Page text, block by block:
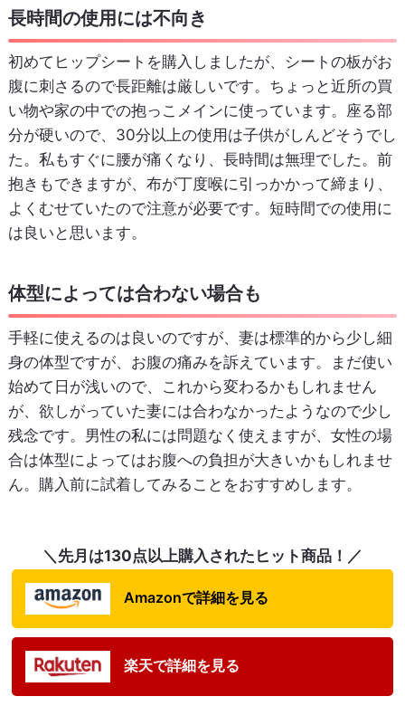
長時間の使用には不向き
初めてヒップシートを購入しましたが、シートの板がお
腹に刺さるので長距離は厳しいです。ちょっと近所の買
い物や家の中での抱っこメインに使っています。座る部
分が硬いので、30分以上の使用は子供がしんどそうでし
た。私もすぐに腰が痛くなり、長時間は無理でした。前
抱きもできますが、布が丁度喉に引っかかって締まり、
よくむせていたので注意が必要です。短時間での使用に
は良いと思います。
体型によっては合わない場合も
手軽に使えるのは良いのですが、妻は標準的から少し細
身の体型ですが、お腹の痛みを訴えています。まだ使い
始めて日が浅いので、これから変わるかもしれません
が、欲しがっていた妻には合わなかったようなので少し
残念です。男性の私には問題なく使えますが、女性の場
合は体型によってはお腹への負担が大きいかもしれませ
ん。購入前に試着してみることをおすすめします。
＼先月は130点以上購入されたヒット商品！／
Amazonで詳細を見る
楽天で詳細を見る